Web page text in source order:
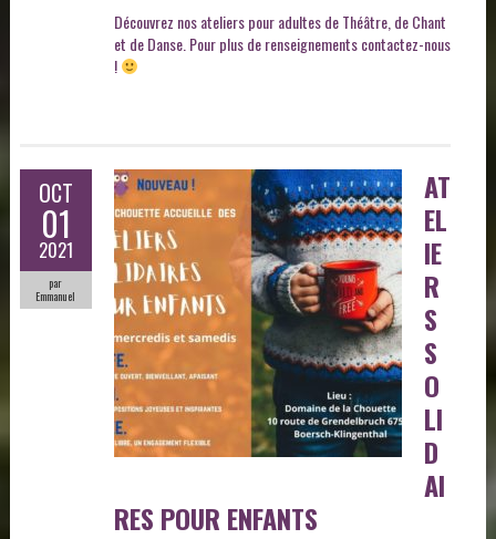
Découvrez nos ateliers pour adultes de Théâtre, de Chant
et de Danse. Pour plus de renseignements contactez-nous
!
OCT
01
2021
par
Emmanuel
AT
EL
IE
R
S
S
O
LI
D
AI
RES POUR ENFANTS